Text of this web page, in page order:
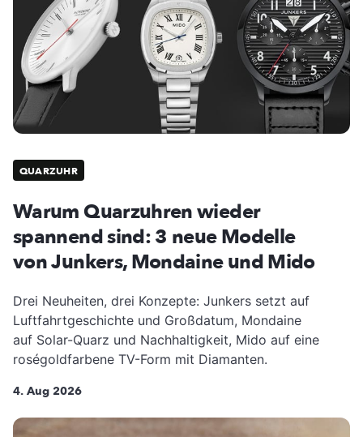
QUARZUHR
Warum Quarzuhren wieder
spannend sind: 3 neue Modelle
von Junkers, Mondaine und Mido
Drei Neuheiten, drei Konzepte: Junkers setzt auf
Luftfahrtgeschichte und Großdatum, Mondaine
auf Solar-Quarz und Nachhaltigkeit, Mido auf eine
roségoldfarbene TV-Form mit Diamanten.
4. Aug 2026